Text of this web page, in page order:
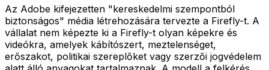
Az Adobe kifejezetten "kereskedelmi szempontból
biztonságos" média létrehozására tervezte a Firefly-t. A
vállalat nem képezte ki a Firefly-t olyan képekre és
videókra, amelyek kábítószert, meztelenséget,
erőszakot, politikai szereplőket vagy szerzői jogvédelem